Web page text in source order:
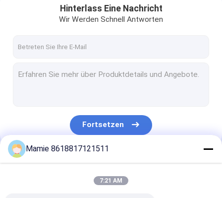
Produkte
Hinterlass Eine Nachricht
Wir Werden Schnell Antworten
Fortsetzen
Unsere Kategorien
Mamie 8618817121511
7:21 AM